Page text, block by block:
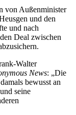
von Außenminister
und den
und nach
Deal zwischen
Walter
News: „Die
bewusst an
seine